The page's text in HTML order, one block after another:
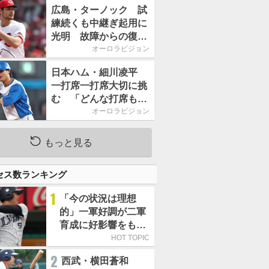
催
広島・ターノック 試
練続くも中継ぎ起用に
光明 故障からの復帰
期す／助っ人前半戦通
オーロラビジョン
日本ハム・細川凌平
一打席一打席大切に挑
む 「どんな打席も何
か意味のある打席にし
く！
オーロラビジョン
もっと見る
ス数ランキング
1
「今の状況は理想
的」一軍好調が二軍
育成に好影響をもた
らす西武 象徴は高
HOT TOPIC
2 西武・横田蒼和